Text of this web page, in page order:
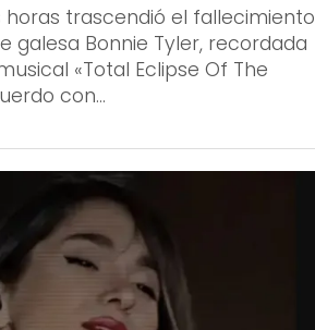
horas trascendió el fallecimiento
galesa Bonnie Tyler, recordada
«Total Eclipse Of The
con...